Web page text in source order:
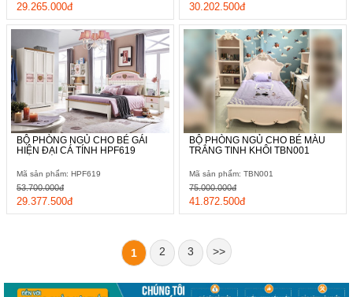
29.265.000đ 30.202.500đ
BỘ PHÒNG NGỦ CHO BÉ GÁI
HIỆN ĐẠI CÁ TÍNH HPF619
Mã sản phẩm: HPF619
29.377.500đ
53.700.000đ
BỘ PHÒNG NGỦ CHO BÉ MÀU
TRẮNG TINH KHÔI TBN001
Mã sản phẩm: TBN001
41.872.500đ
75.000.000đ
1 2 3 >>